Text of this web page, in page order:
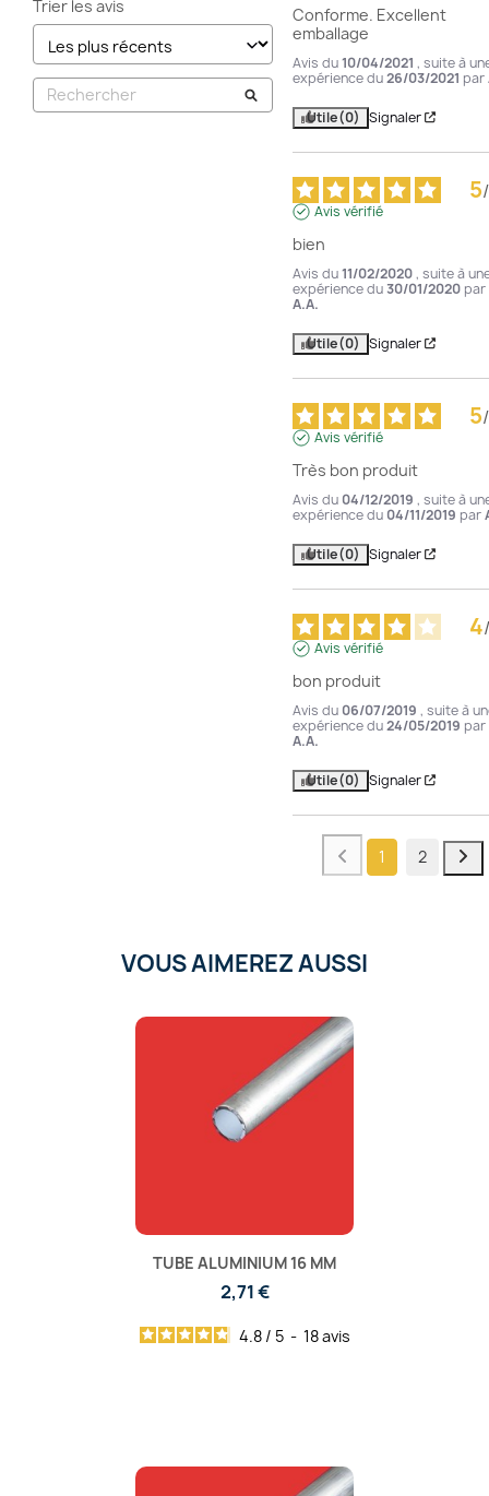
Trier les avis
Conforme. Excellent
emballage
Avis du10/04/2021 , suite à
expérience du26/03/2021 par
Utile(0) Signaler
5/
Avis vérifié
bien
Avis du11/02/2020, suite à
expérience du 30/01/2020 par
A.A.
Utile(0) Signaler
5/
Avis vérifié
Très bon produit
Avis du 04/12/2019 , suite à
expérience du 04/11/2019 par
Utile(0) Signaler
4/
Avis vérifié
bon produit
Avis du 06/07/2019 , suite à
expérience du24/05/2019 par
A.A.
Utile(0) Signaler
1 2
VOUS AIMEREZ AUSSI
TUBE ALUMINIUM 16 MM
2,71 €
4.8 / 5 - 18avis